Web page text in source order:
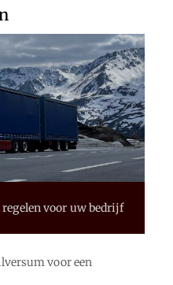
voor uw bedrijf
voor een